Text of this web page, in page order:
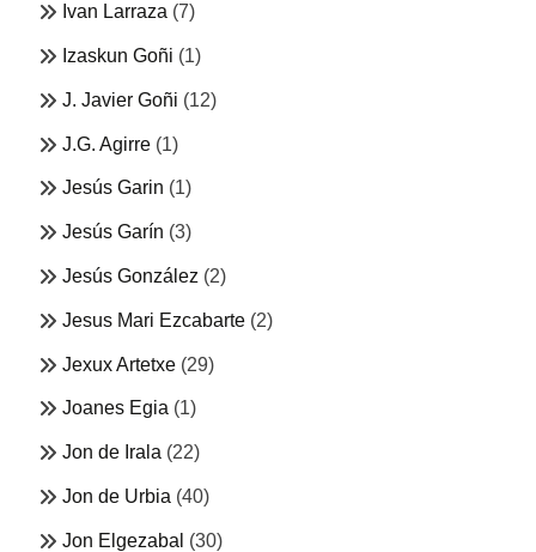
Ivan Larraza (7)
Izaskun Goñi (1)
J. Javier Goñi (12)
J.G. Agirre (1)
Jesús Garin (1)
Jesús Garín (3)
Jesús González (2)
Jesus Mari Ezcabarte (2)
Jexux Artetxe (29)
Joanes Egia (1)
Jon de Irala (22)
Jon de Urbia (40)
Jon Elgezabal (30)